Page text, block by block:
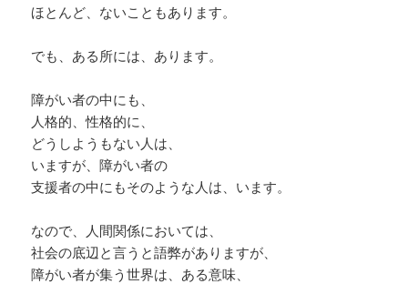
事前に証拠を取れるように
この本の著者の方は、
記録に残す事が、
対策になると言います。
色んな意味で弱者が対象です。
その弱者にならない事も対策。
ほとんど、ないこともあります。
でも、ある所には、あります。
障がい者の中にも、
人格的、性格的に、
どうしようもない人は、
いますが、障がい者の
支援者の中にもそのような人は、います。
なので、人間関係においては、
社会の底辺と言うと語弊がありますが、
障がい者が集う世界は、ある意味、